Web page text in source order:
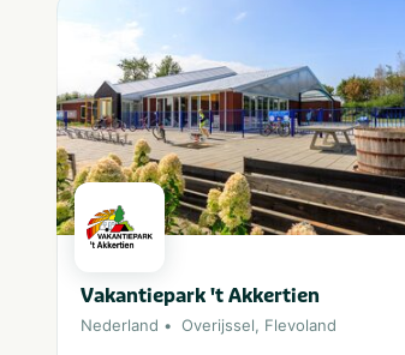
Vakantiepark 't Akkertien
Nederland Overijssel, Flevoland